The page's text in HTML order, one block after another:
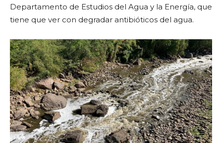
Departamento de Estudios del Agua y la Energía, que
tiene que ver con degradar antibióticos del agua.